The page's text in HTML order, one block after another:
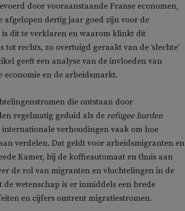
door vooraanstaande Franse economen,
afgelopen dertig jaar goed zijn voor de
is dit te verklaren en waarom klinkt dit
rechts, zo overtuigd geraakt van de ‘slechte’
geeft een analyse van de invloeden van
en de arbeidsmarkt.
die ontstaan door
regelmatig geduid als de refugee burden
verhoudingen vaak om hoe
verdelen. Dat geldt voor arbeidsmigranten en
Kamer, bij de koffieautomaat en thuis aan
de rol van migranten en vluchtelingen in de
wetenschap is er inmiddels een brede
en cijfers omtrent migratiestromen.